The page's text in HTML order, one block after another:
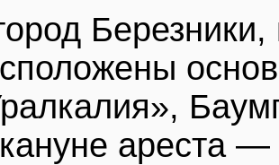
Березники,
ареста —